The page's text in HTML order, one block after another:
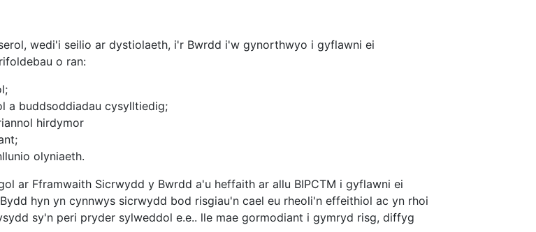
wedi'i seilio ar dystiolaeth, i'r Bwrdd i'w gynorthwyo i gyflawni ei
o ran:
a buddsoddiadau cysylltiedig;
hirdymor
olyniaeth.
ar Fframwaith Sicrwydd y Bwrdd a'u heffaith ar allu BIPCTM i gyflawni ei
hyn yn cynnwys sicrwydd bod risgiau'n cael eu rheoli'n effeithiol ac yn rhoi
sy'n peri pryder sylweddol e.e.. lle mae gormodiant i gymryd risg, diffyg